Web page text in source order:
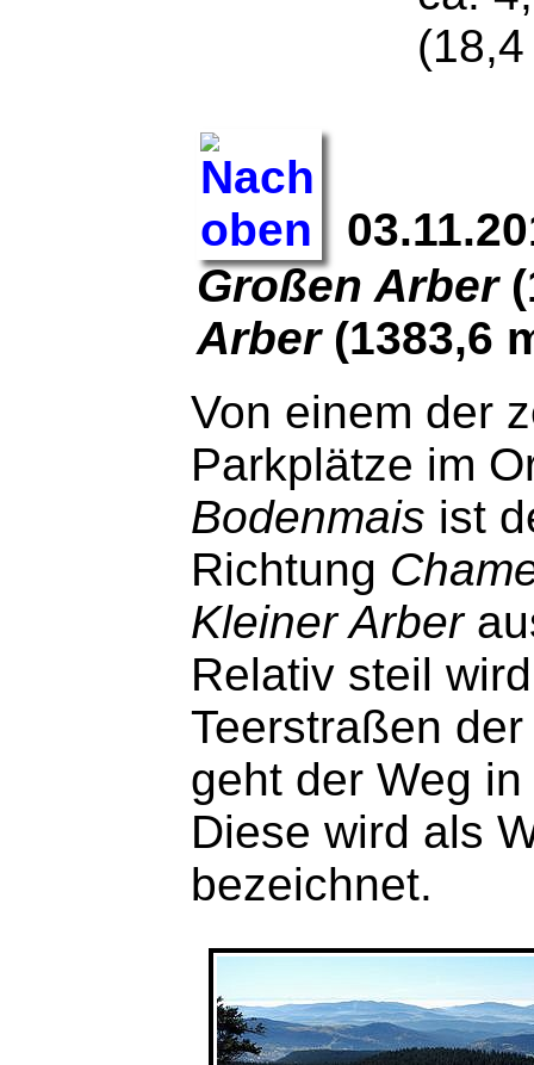
Großen Arber
Arber(1383,6
Von einem der
Parkplätze im
Bodenmais ist
Richtung
Kleiner Arber
Relativ steil
Teerstraßen
geht der Weg
Diese wird als
bezeichnet.